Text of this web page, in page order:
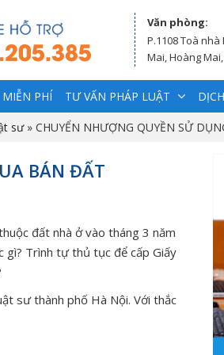
Văn phòng:
P.1108 Toà nhà
Mai, Hoàng
PHÍ TƯ VẤN PHÁP LUẬT
sư» CHUYỂN NHƯỢNG QUYỀN SỬ
BÁN ĐẤT
đất nhà ở vào tháng 3 năm
gì? Trình tự thủ tục để cấp Giấy
sư thành phố Hà Nội. Với thắc